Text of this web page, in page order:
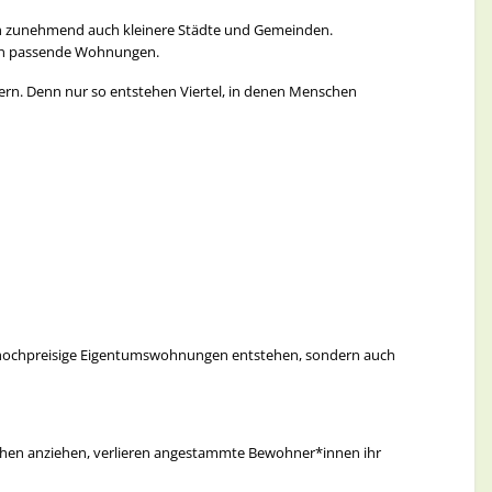
einer Kommune.
für Umweltprojekte zu moderieren.
auch kleinere Städte und Gemeinden.
passende Wohnungen.
Denn nur so entstehen Viertel, in denen Menschen
Eigentumswohnungen entstehen, sondern auch
anziehen, verlieren angestammte Bewohner*innen ihr